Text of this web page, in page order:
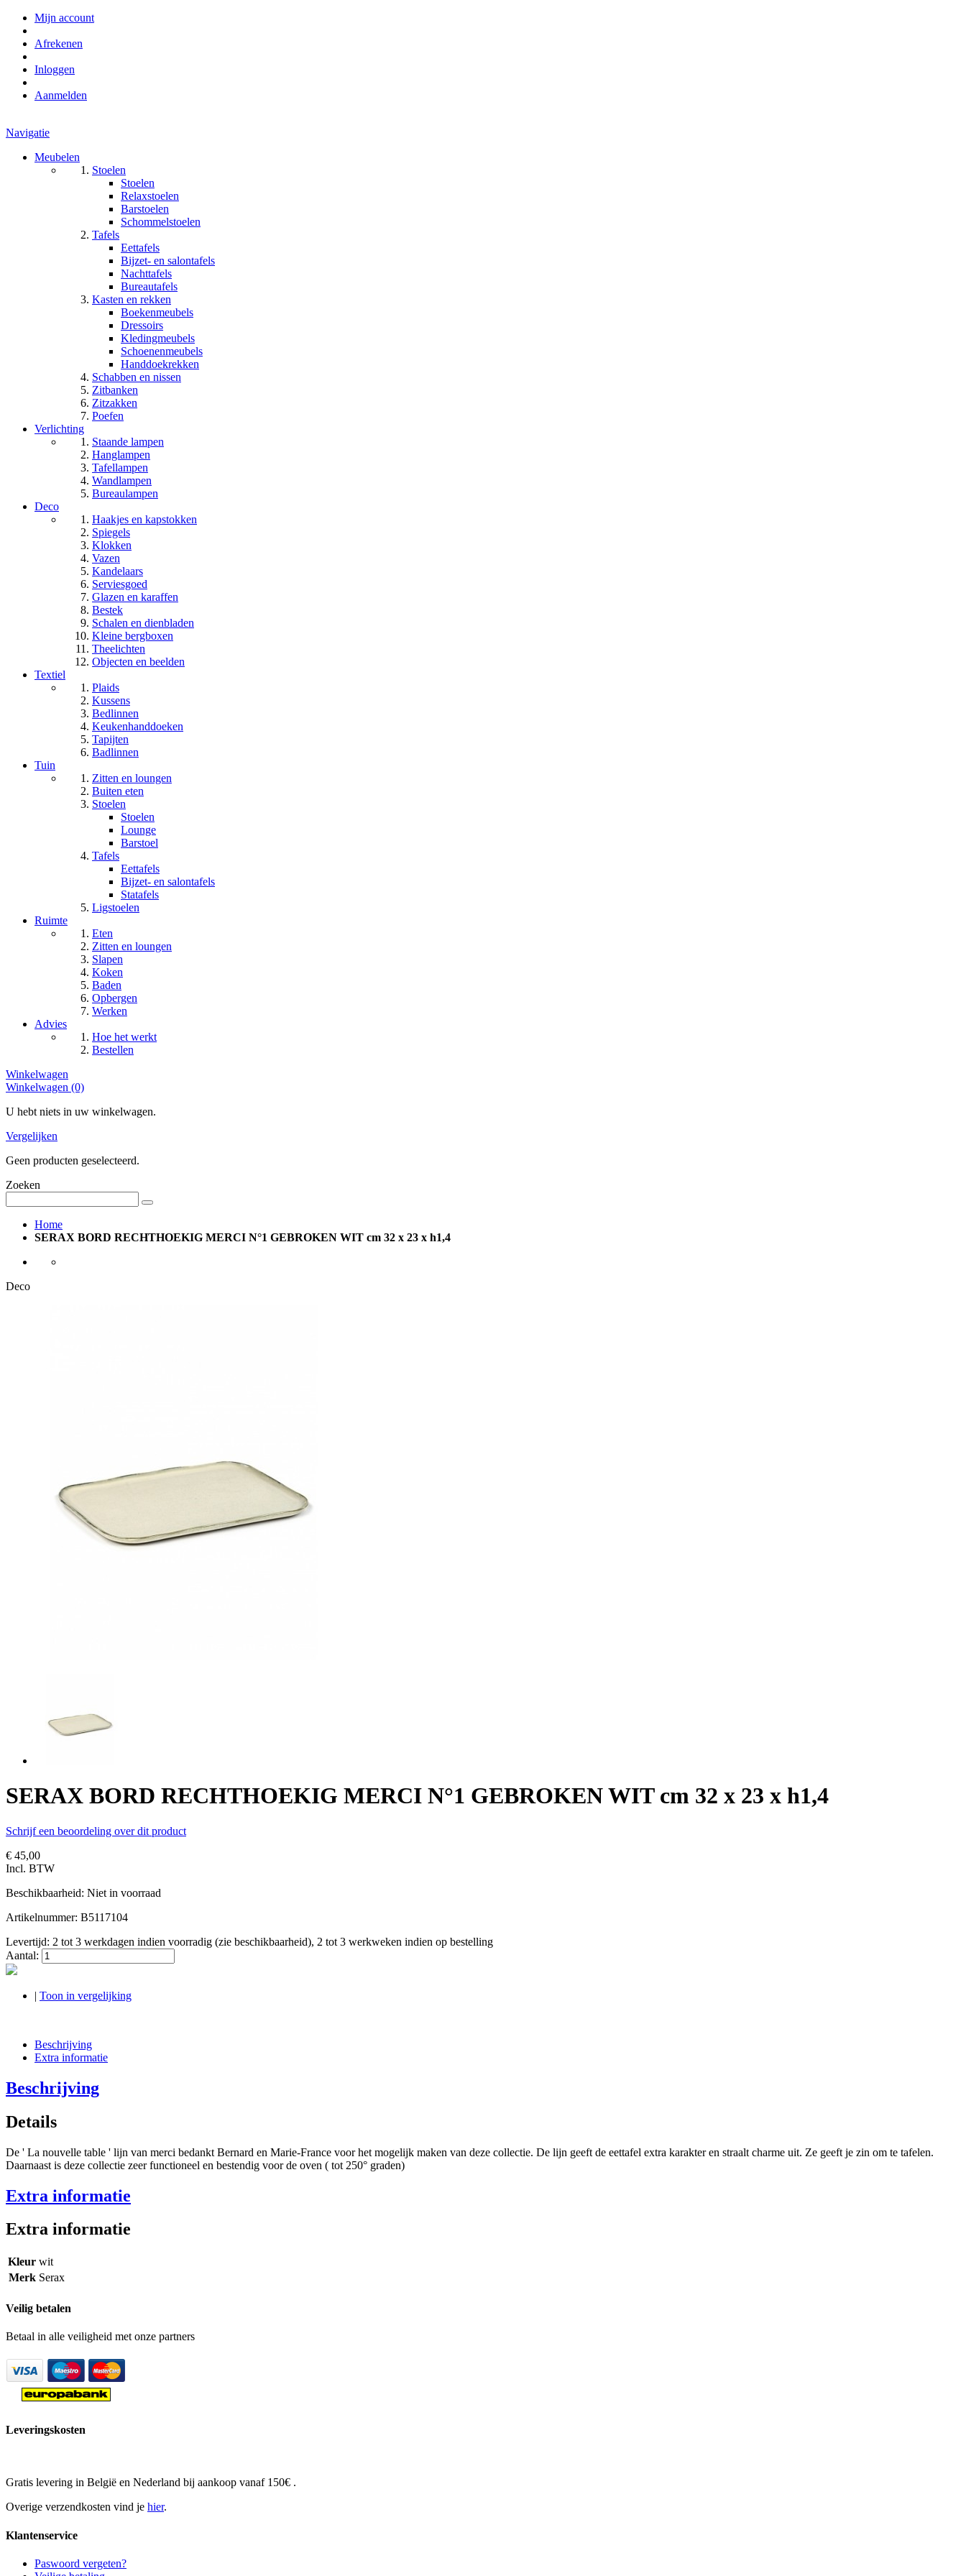
Mijn account
Afrekenen
Inloggen
Aanmelden
Navigatie
Meubelen
Stoelen
Stoelen
Relaxstoelen
Barstoelen
Schommelstoelen
Tafels
Eettafels
Bijzet- en salontafels
Nachttafels
Bureautafels
Kasten en rekken
Boekenmeubels
Dressoirs
Kledingmeubels
Schoenenmeubels
Handdoekrekken
Schabben en nissen
Zitbanken
Zitzakken
Poefen
Verlichting
Staande lampen
Hanglampen
Tafellampen
Wandlampen
Bureaulampen
Deco
Haakjes en kapstokken
Spiegels
Klokken
Vazen
Kandelaars
Serviesgoed
Glazen en karaffen
Bestek
Schalen en dienbladen
Kleine bergboxen
Theelichten
Objecten en beelden
Textiel
Plaids
Kussens
Bedlinnen
Keukenhanddoeken
Tapijten
Badlinnen
Tuin
Zitten en loungen
Buiten eten
Stoelen
Stoelen
Lounge
Barstoel
Tafels
Eettafels
Bijzet- en salontafels
Statafels
Ligstoelen
Ruimte
Eten
Zitten en loungen
Slapen
Koken
Baden
Opbergen
Werken
Advies
Hoe het werkt
Bestellen
Winkelwagen
Winkelwagen (0)
U hebt niets in uw winkelwagen.
Vergelijken
Geen producten geselecteerd.
Zoeken
Home
SERAX BORD RECHTHOEKIG MERCI N°1 GEBROKEN WIT cm 32 x 23 x h1,4
Deco
SERAX BORD RECHTHOEKIG MERCI N°1 GEBROKEN WIT cm 32 x 23 x h1,4
Schrijf een beoordeling over dit product
€ 45,00
Incl. BTW
Beschikbaarheid: Niet in voorraad
Artikelnummer: B5117104
Levertijd: 2 tot 3 werkdagen indien voorradig (zie beschikbaarheid), 2 tot 3 werkweken indien op bestelling
Aantal:
| Toon in vergelijking
Beschrijving
Extra informatie
Beschrijving
Details
De ' La nouvelle table ' lijn van merci bedankt Bernard en Marie-France voor het mogelijk maken van deze collectie. De lijn geeft de eettafel extra karakter en straalt charme uit. Ze geeft je zin om te tafelen.
Daarnaast is deze collectie zeer functioneel en bestendig voor de oven ( tot 250° graden)
Extra informatie
Extra informatie
Kleur wit
Merk Serax
Veilig betalen
Betaal in alle veiligheid met onze partners
Leveringskosten
Gratis levering in België en Nederland bij aankoop vanaf 150€ .
Overige verzendkosten vind je hier.
Klantenservice
Paswoord vergeten?